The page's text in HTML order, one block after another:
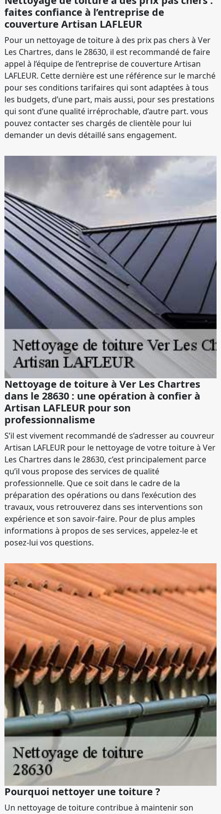
faites confiance à l’entreprise de
couverture Artisan LAFLEUR
Pour un nettoyage de toiture à des prix pas chers à Ver
Les Chartres, dans le 28630, il est recommandé de faire
appel à l’équipe de l’entreprise de couverture Artisan
LAFLEUR. Cette dernière est une référence sur le marché
pour ses conditions tarifaires qui sont adaptées à tous
les budgets, d’une part, mais aussi, pour ses prestations
qui sont d’une qualité irréprochable, d’autre part. vous
pouvez contacter ses chargés de clientèle pour lui
demander un devis détaillé sans engagement.
Nettoyage de toiture à Ver Les Chartres
dans le 28630 : une opération à confier à
Artisan LAFLEUR pour son
professionnalisme
S’il est vivement recommandé de s’adresser au couvreur
Artisan LAFLEUR pour le nettoyage de votre toiture à Ver
Les Chartres dans le 28630, c’est principalement parce
qu’il vous propose des services de qualité
professionnelle. Que ce soit dans le cadre de la
préparation des opérations ou dans l’exécution des
travaux, vous retrouverez dans ses interventions son
expérience et son savoir-faire. Pour de plus amples
informations à propos de ses services, appelez-le et
posez-lui vos questions.
Pourquoi nettoyer une toiture ?
Un nettoyage de toiture contribue à maintenir son